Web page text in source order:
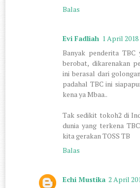
Balas
Evi Fadliah 1 April
Banyak penderita
berobat, dikarenakan
ini berasal dari
padahal TBC ini
kena ya Mbaa..
Tak sedikit tokoh2 di
dunia yang terkena
kita gerakan TOSS TB
Balas
Echi Mustika 2 April